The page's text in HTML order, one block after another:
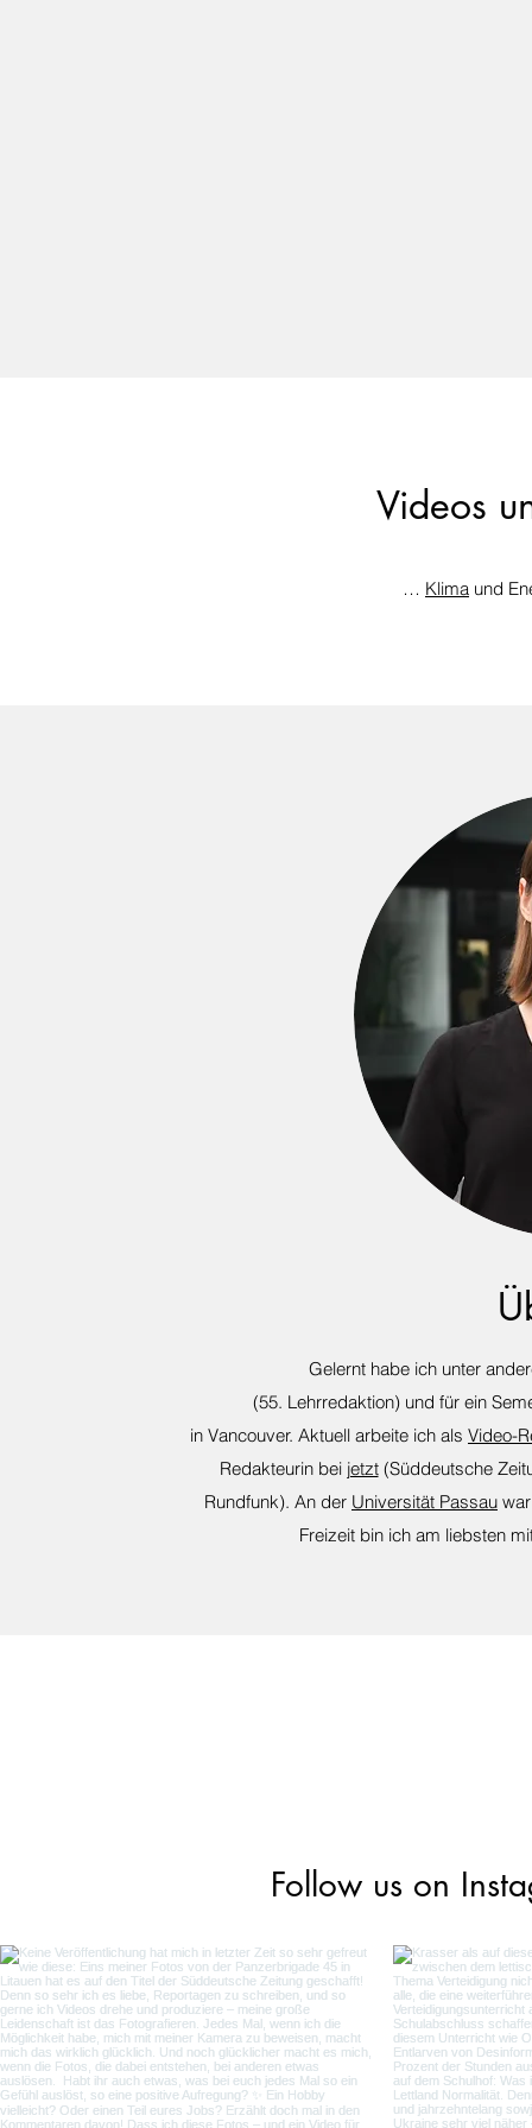
Videos
… Klima und
Gelernt habe ich unter
(55. Lehrredaktion) und für ein
in Vancouver. Aktuell arbeite ich als Video-
Redakteurin bei jetzt(Süddeutsche
Rundfunk). An der Universität Passau
Freizeit bin ich am liebsten
Follow us on